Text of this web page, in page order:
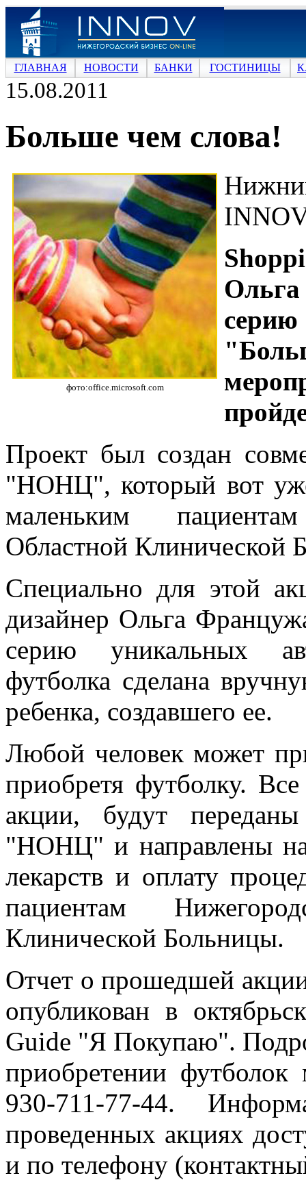
ГЛАВНАЯ НОВОСТИ БАНКИ ГОСТИНИЦЫ
15.08.2011
Больше чем слова!
фото:office.microsoft.com
серию
Проект был создан
"НОНЦ", который вот
маленьким
Областной Клинической
Специально для этой
дизайнер Ольга
серию уникальных
футболка сделана
ребенка, создавшего ее.
Любой человек может
приобретя футболку.
акции, будут
"НОНЦ" и направлены на
лекарств и оплату
пациентам
Клинической Больницы.
Отчет о прошедшей
опубликован в
Guide "Я Покупаю".
приобретении
930-711-77-44.
проведенных акциях
и по телефону